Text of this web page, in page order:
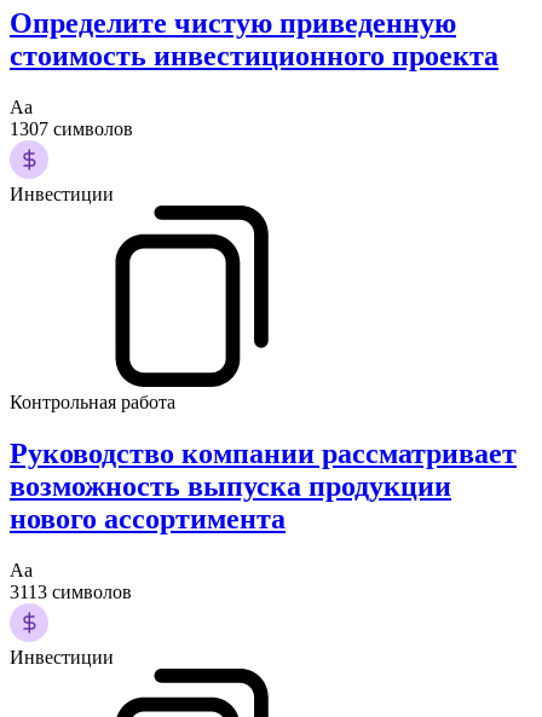
Определите чистую приведенную
стоимость инвестиционного проекта
Аа
1307 символов
Инвестиции
Контрольная работа
Руководство компании рассматривает
возможность выпуска продукции
нового ассортимента
Аа
3113 символов
Инвестиции